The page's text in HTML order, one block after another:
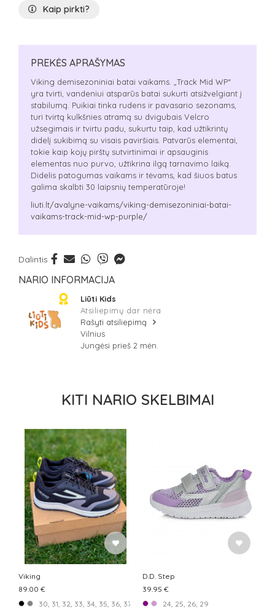
Kaip pirkti?
PREKĖS APRAŠYMAS
Viking demisezoniniai batai vaikams. „Track Mid WP“
yra tvirti, vandeniui atsparūs batai sukurti atsižvelgiant į
stabilumą. Puikiai tinka rudens ir pavasario sezonams,
turi tvirtą kulkšnies atramą su dvigubais Velcro
užsegimais ir tvirtu padu, sukurtu taip, kad užtikrintų
didelį sukibimą su visais paviršiais. Patvarūs elementai,
tokie kaip kojų pirštų sutvirtinimai ir apsauginis
elementas nuo purvo, užtikrina ilgą tarnavimo laiką.
Didelis patogumas vaikams ir tėvams, kad šiuos batus
galima skalbti 30 laipsnių temperatūroje!
liuti.lt/avalyne-vaikams/viking-demisezoniniai-batai-
vaikams-track-mid-wp-purple/
Dalintis
NARIO INFORMACIJA
Liūti Kids
Atsiliepimų dar nėra
Rašyti atsiliepimą
Vilnius
Jungėsi prieš 2 mėn.
KITI NARIO SKELBIMAI
Viking
89.00 €
30, 31, 32, 33, 34, 35, 36, 37, 38
D.D. Step
39.95 €
24, 25, 26, 29